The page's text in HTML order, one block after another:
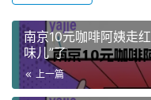
南京10元咖啡阿姨走
味儿”了
上一篇